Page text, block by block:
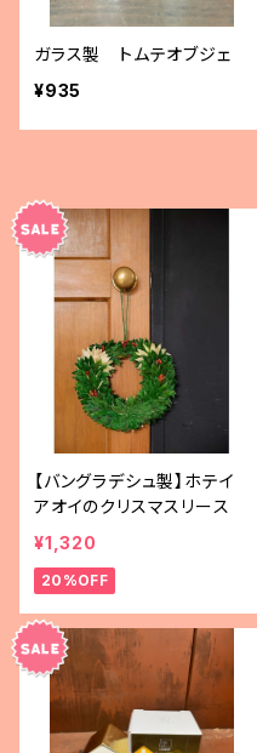
ガラス製 トムテオブジェ
¥935
【バングラデシュ製】ホテイ
アオイのクリスマスリース
¥1,320
20%OFF